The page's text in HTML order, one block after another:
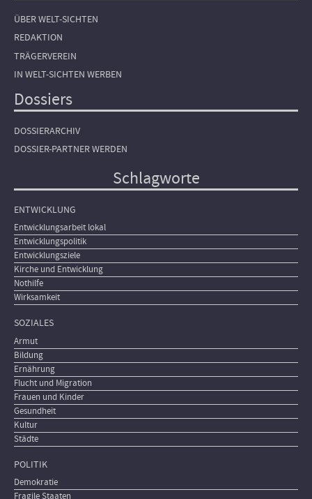
ÜBER WELT-SICHTEN
REDAKTION
TRÄGERVEREIN
IN WELT-SICHTEN WERBEN
Dossiers
DOSSIERARCHIV
DOSSIER-PARTNER WERDEN
Schlagworte
ENTWICKLUNG
Entwicklungsarbeit lokal
Entwicklungspolitik
Entwicklungsziele
Kirche und Entwicklung
Nothilfe
Wirksamkeit
SOZIALES
Armut
Bildung
Ernährung
Flucht und Migration
Frauen und Kinder
Gesundheit
Kultur
Städte
POLITIK
Demokratie
Fragile Staaten